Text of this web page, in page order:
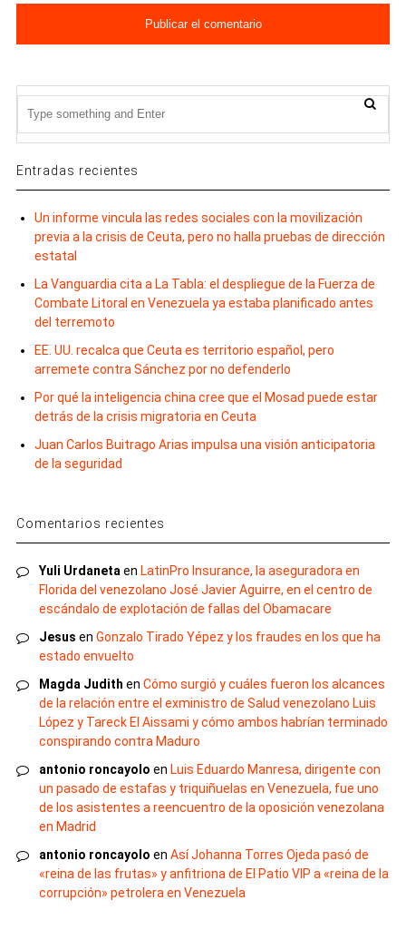
Entradas recientes
Un informe vincula las redes sociales con la movilización
previa a la crisis de Ceuta, pero no halla pruebas de dirección
estatal
La Vanguardia cita a La Tabla: el despliegue de la Fuerza de
Combate Litoral en Venezuela ya estaba planificado antes
del terremoto
EE. UU. recalca que Ceuta es territorio español, pero
arremete contra Sánchez por no defenderlo
Por qué la inteligencia china cree que el Mosad puede estar
detrás de la crisis migratoria en Ceuta
Juan Carlos Buitrago Arias impulsa una visión anticipatoria
de la seguridad
Comentarios recientes
Yuli Urdaneta en LatinPro Insurance, la aseguradora en
Florida del venezolano José Javier Aguirre, en el centro de
escándalo de explotación de fallas del Obamacare
Jesus en Gonzalo Tirado Yépez y los fraudes en los que ha
estado envuelto
Magda Judith en Cómo surgió y cuáles fueron los alcances
de la relación entre el exministro de Salud venezolano Luis
López y Tareck El Aissami y cómo ambos habrían terminado
conspirando contra Maduro
antonio roncayolo en Luis Eduardo Manresa, dirigente con
un pasado de estafas y triquiñuelas en Venezuela, fue uno
de los asistentes a reencuentro de la oposición venezolana
en Madrid
antonio roncayolo en Así Johanna Torres Ojeda pasó de
«reina de las frutas» y anfitriona de El Patio VIP a «reina de la
corrupción» petrolera en Venezuela